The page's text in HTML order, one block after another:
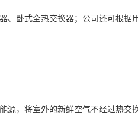
卧式全热交换器；公司还可根据
，将室外的新鲜空气不经过热交